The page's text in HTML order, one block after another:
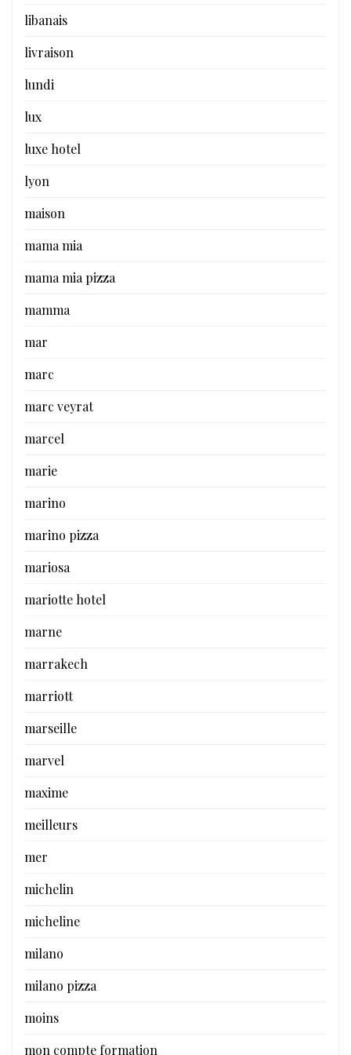
libanais
livraison
lundi
lux
luxe hotel
lyon
maison
mama mia
mama mia pizza
mamma
mar
marc
marc veyrat
marcel
marie
marino
marino pizza
mariosa
mariotte hotel
marne
marrakech
marriott
marseille
marvel
maxime
meilleurs
mer
michelin
micheline
milano
milano pizza
moins
mon compte formation